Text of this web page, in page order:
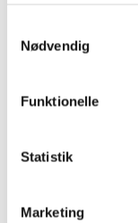
Nødvendig
Funktionelle
Statistik
Marketing
Artikler